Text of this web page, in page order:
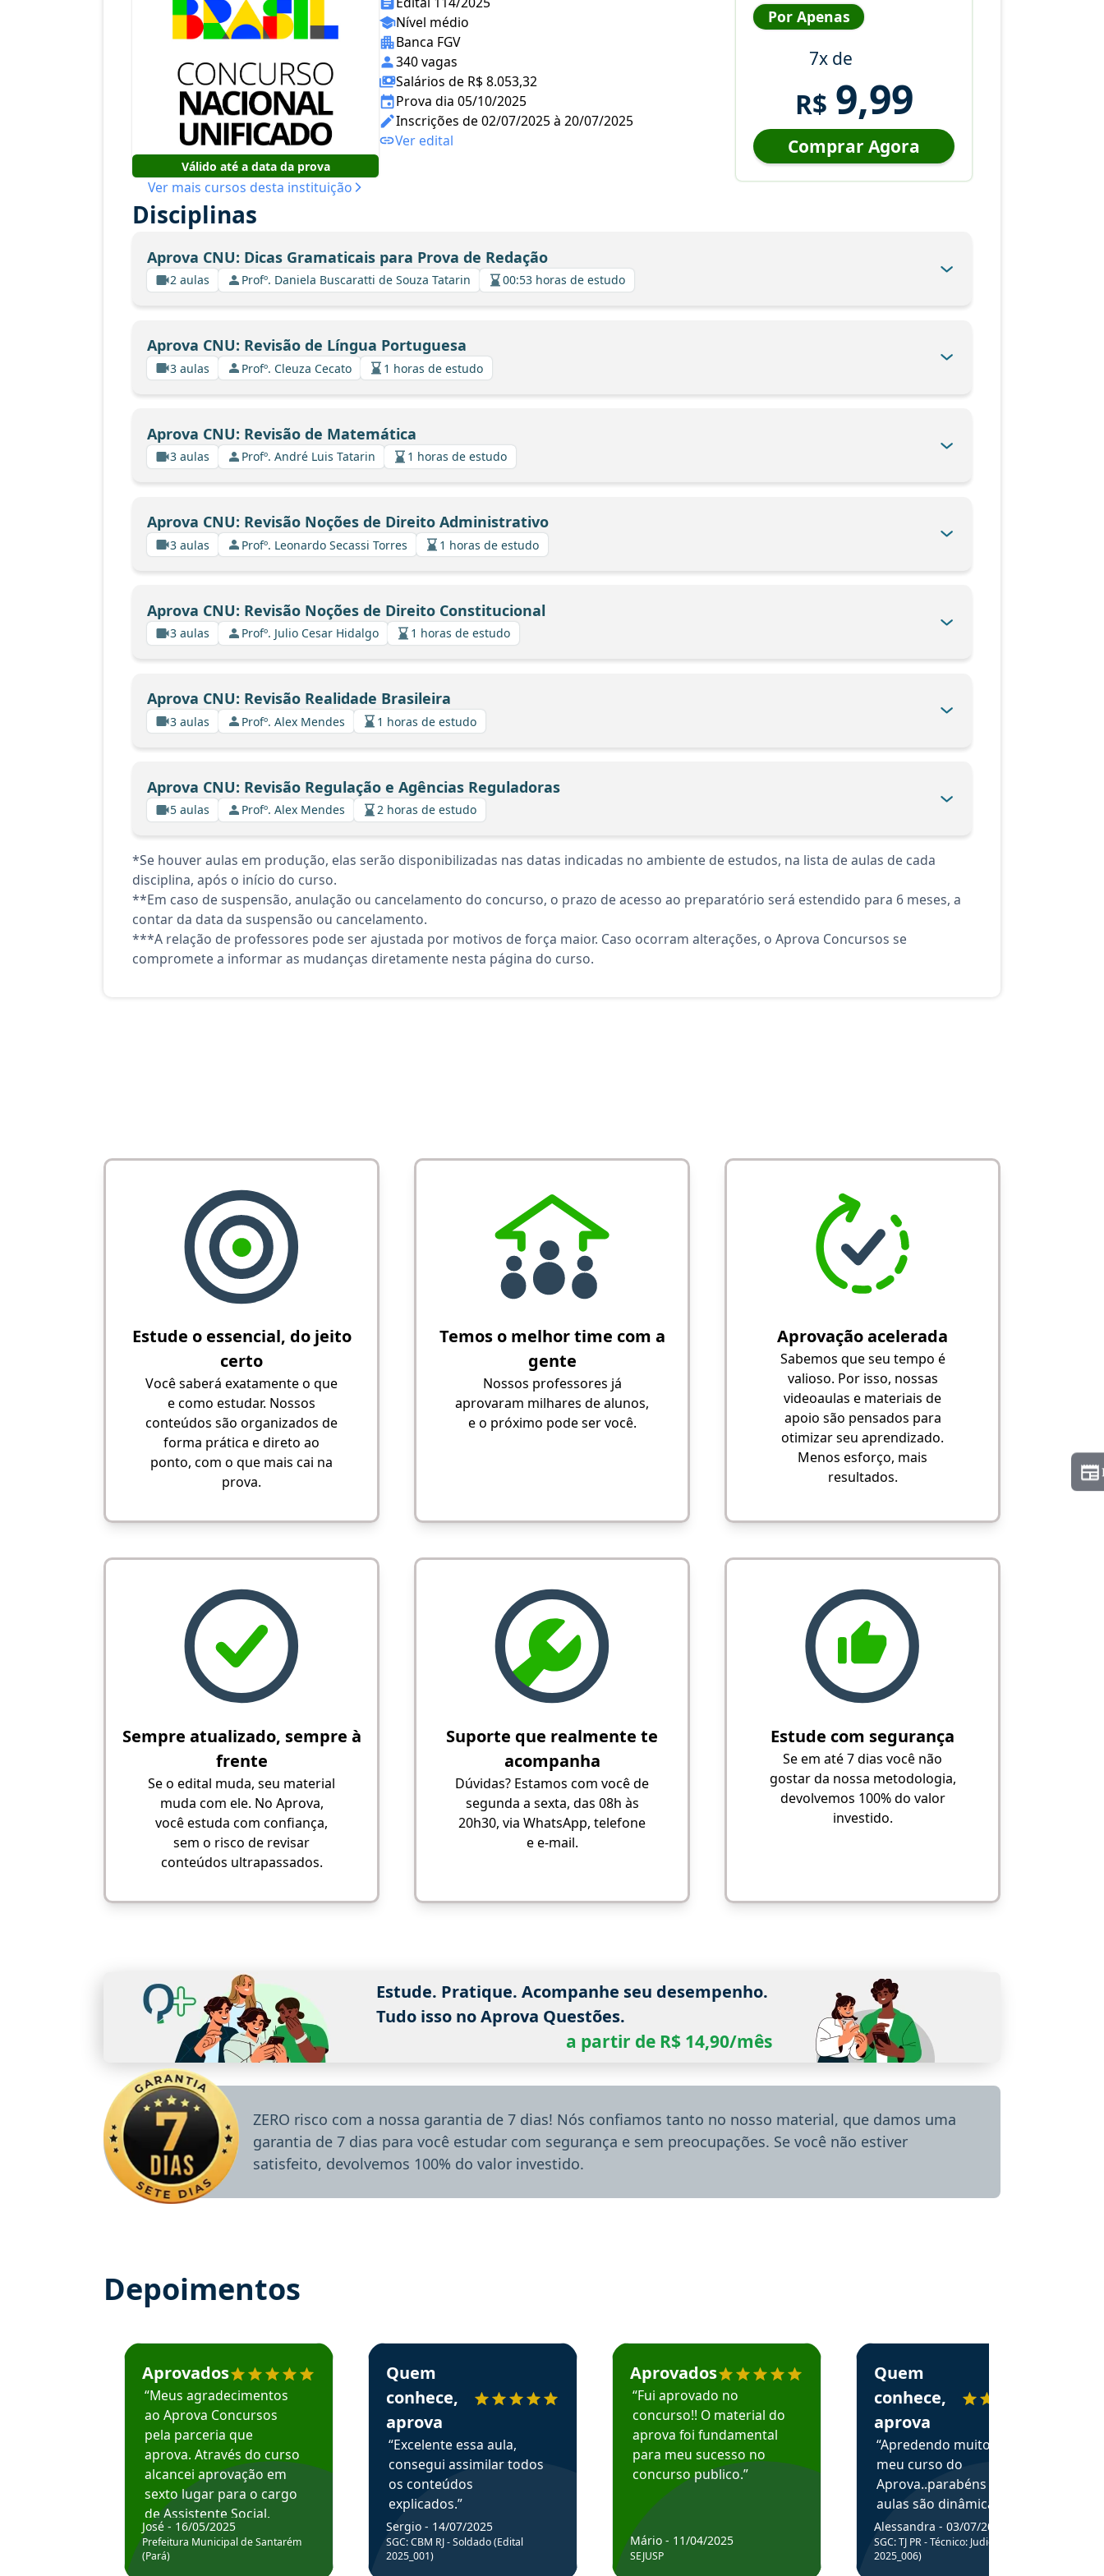
Válido até a data da prova
Ver mais cursos desta instituição
Nível médio
Banca FGV
340 vagas
Salários de R$ 8.053,32
Prova dia 05/10/2025
Inscrições de 02/07/2025 à 20/07/2025
Ver edital
Por Apenas
7x de
R$ 9,99
Comprar Agora
Disciplinas
Aprova CNU: Dicas Gramaticais para Prova de Redação
2 aulas Profº. Daniela Buscaratti de Souza Tatarin 00:53 horas de estudo
Aprova CNU: Revisão de Língua Portuguesa
3 aulas Profº. Cleuza Cecato 1 horas de estudo
Aprova CNU: Revisão de Matemática
3 aulas Profº. André Luis Tatarin 1 horas de estudo
Aprova CNU: Revisão Noções de Direito Administrativo
3 aulas Profº. Leonardo Secassi Torres 1 horas de estudo
Aprova CNU: Revisão Noções de Direito Constitucional
3 aulas Profº. Julio Cesar Hidalgo 1 horas de estudo
Aprova CNU: Revisão Realidade Brasileira
3 aulas Profº. Alex Mendes 1 horas de estudo
Aprova CNU: Revisão Regulação e Agências Reguladoras
5 aulas Profº. Alex Mendes 2 horas de estudo
*Se houver aulas em produção, elas serão disponibilizadas nas datas indicadas no ambiente de estudos, na lista de aulas de cada
disciplina, após o início do curso.
**Em caso de suspensão, anulação ou cancelamento do concurso, o prazo de acesso ao preparatório será estendido para 6 meses, a
contar da data da suspensão ou cancelamento.
***A relação de professores pode ser ajustada por motivos de força maior. Caso ocorram alterações, o Aprova Concursos se
compromete a informar as mudanças diretamente nesta página do curso.
Estude o essencial, do jeito
certo
Você saberá exatamente o que
e como estudar. Nossos
conteúdos são organizados de
forma prática e direto ao
ponto, com o que mais cai na
prova.
Temos o melhor time com a
gente
Nossos professores já
aprovaram milhares de alunos,
e o próximo pode ser você.
Aprovação acelerada
Sabemos que seu tempo é
valioso. Por isso, nossas
videoaulas e materiais de
apoio são pensados para
otimizar seu aprendizado.
Menos esforço, mais
resultados.
Sempre atualizado, sempre à
frente
Se o edital muda, seu material
muda com ele. No Aprova,
você estuda com confiança,
sem o risco de revisar
conteúdos ultrapassados.
Suporte que realmente te
acompanha
Dúvidas? Estamos com você de
segunda a sexta, das 08h às
20h30, via WhatsApp, telefone
e e-mail.
Estude com segurança
Se em até 7 dias você não
gostar da nossa metodologia,
devolvemos 100% do valor
investido.
Estude. Pratique. Acompanhe seu desempenho.
Tudo isso no Aprova Questões.
a partir de R$ 14,90/mês
ZERO risco com a nossa garantia de 7 dias! Nós confiamos tanto no nosso material, que damos uma
garantia de 7 dias para você estudar com segurança e sem preocupações. Se você não estiver
satisfeito, devolvemos 100% do valor investido.
Depoimentos
Estudante José recomenda o Aprova Concursos em depoimento
Aprovados
“Meus agradecimentos
ao Aprova Concursos
pela parceria que
aprova. Através do curso
alcancei aprovação em
sexto lugar para o cargo
de Assistente Social.
Hoje estou atuando na
Prefeitura de Santarém.
José - 16/05/2025
Prefeitura Municipal de Santarém
(Pará)
Estudante Sergio recomenda o Aprova Concursos em depoimento
Quem
conhece,
aprova
“Excelente essa aula,
consegui assimilar todos
os conteúdos
explicados.”
Sergio - 14/07/2025
SGC: CBM RJ - Soldado (Edital
2025_001)
Estudante Mário recomenda o Aprova Concursos em depoimento
Aprovados
“Fui aprovado no
concurso!! O material do
aprova foi fundamental
para meu sucesso no
concurso publico.”
Mário - 11/04/2025
SEJUSP
Estudante Alessandra recomenda o Aprova
Quem
conhece,
aprova
“Apredendo muito no
meu curso do
Aprova..parabéns pelas
aulas são dinâmicas e
me ajudam a entender
melhor os assuntos.”
Alessandra - 03/07/2025
SGC: TJ PR - Técnico: Judiciário (Edital
2025_006)